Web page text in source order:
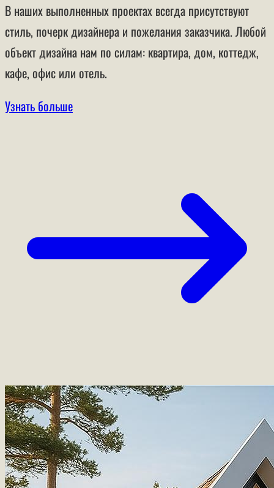
В наших выполненных проектах всегда присутствуют
стиль, почерк дизайнера и пожелания заказчика. Любой
объект дизайна нам по силам: квартира, дом, коттедж,
кафе, офис или отель.
Узнать больше